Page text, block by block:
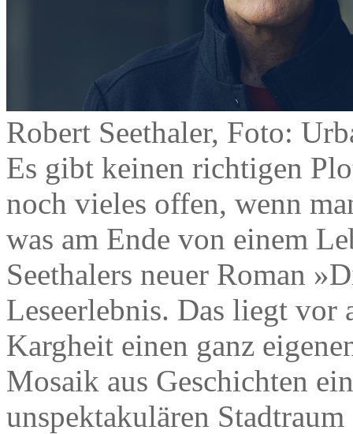
Robert Seethaler, Foto:
Es gibt keinen richtigen
noch vieles offen, wenn
was am Ende von einem
Seethalers neuer Roman
Leseerlebnis. Das liegt vor
Kargheit einen ganz
Mosaik aus Geschichten
unspektakulären